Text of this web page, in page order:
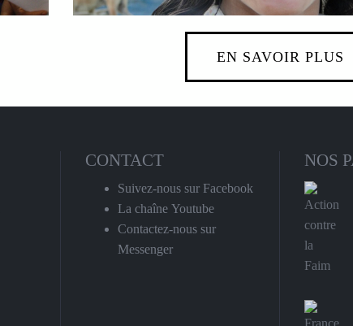
EN SAVOIR PLUS
CONTACT
Suivez-nous sur Facebook
La chaîne Youtube
Contactez-nous sur
Messenger
NOS